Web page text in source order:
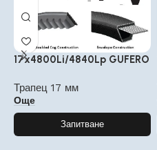
17x4800Li/4840Lp GUFERO
Трапец 17 мм
Още
Запитване